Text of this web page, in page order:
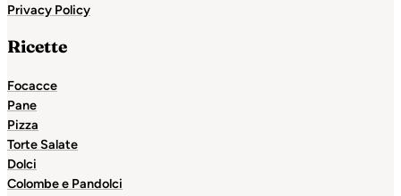
Privacy Policy
Ricette
Focacce
Pane
Pizza
Torte Salate
Dolci
Colombe e Pandolci